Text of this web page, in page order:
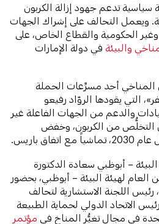
سياسية تدعم جهود إزالة الكربون
ويعمل التحالف على إشراك الجهات
الحكومية والقطاع الخاص، على
والبيئةفي دولة الإمارات
المناخي أحد مسرِّعات الحملة
التي يقودها الروّاد رفيعو
والدعم من الجهات الفاعلة غير
التخلُّص من الكربون، وخفض
باريس.
– أبوظبي سعادة الدكتورة
لهيئة البيئة – أبوظبي، بحضور
اللجنة الاستشارية لتحالف
الاتحاد الدولي لحماية الطبيعة
مؤتمر